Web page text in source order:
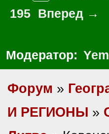
195 Вперед →
Модератор:
Форум »
И РЕГИОНЫ »